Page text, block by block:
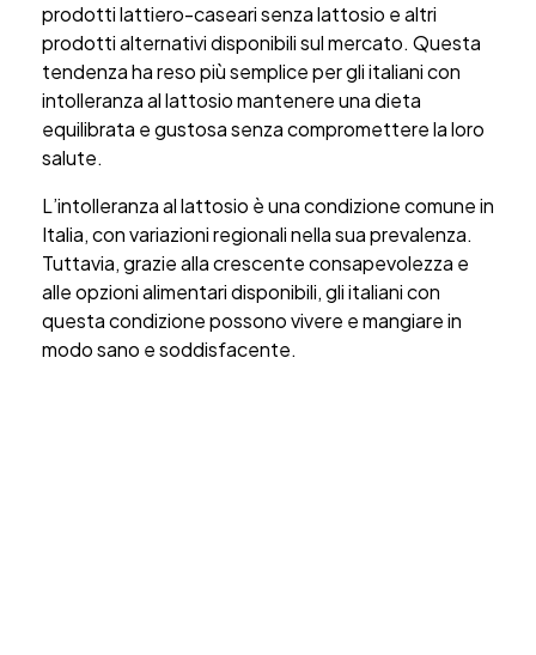
prodotti lattiero-caseari senza lattosio e altri
prodotti alternativi disponibili sul mercato. Questa
tendenza ha reso più semplice per gli italiani con
intolleranza al lattosio mantenere una dieta
equilibrata e gustosa senza compromettere la loro
salute.
L’intolleranza al lattosio è una condizione comune in
Italia, con variazioni regionali nella sua prevalenza.
Tuttavia, grazie alla crescente consapevolezza e
alle opzioni alimentari disponibili, gli italiani con
questa condizione possono vivere e mangiare in
modo sano e soddisfacente.